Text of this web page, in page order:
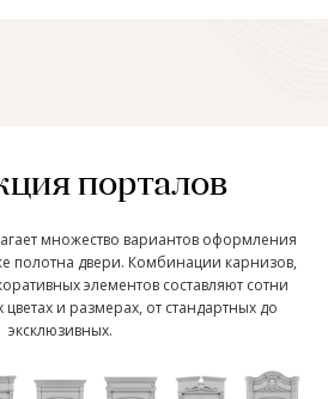
порталов
множество вариантов оформления
полотна двери. Комбинации карнизов,
элементов составляют сотни
и размерах, от стандартных до
эксклюзивных.